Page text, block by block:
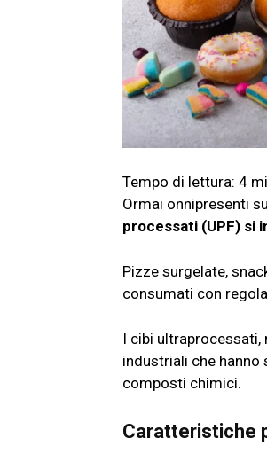
Ormai onnipresenti
processati (UPF) si
Pizze surgelate,
consumati con
I cibi
industriali che
composti chimici.
Caratteristiche